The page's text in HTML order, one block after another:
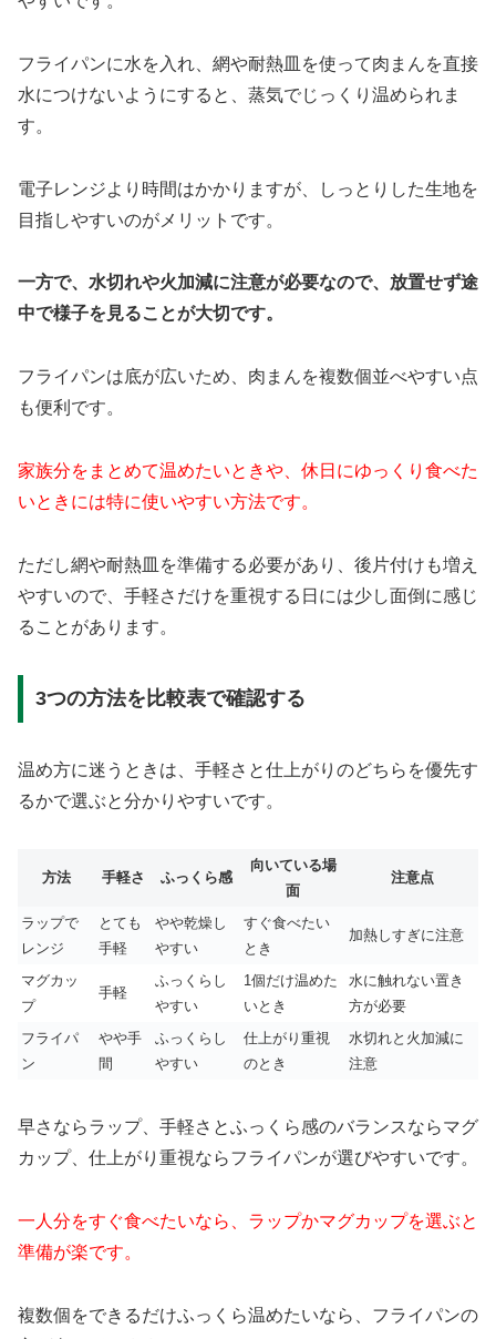
フライパンに水を入れ、網や耐熱皿を使って肉まんを直接
水につけないようにすると、蒸気でじっくり温められま
す。
電子レンジより時間はかかりますが、しっとりした生地を
目指しやすいのがメリットです。
一方で、水切れや火加減に注意が必要なので、放置せず途
中で様子を見ることが大切です。
フライパンは底が広いため、肉まんを複数個並べやすい点
も便利です。
家族分をまとめて温めたいときや、休日にゆっくり食べた
いときには特に使いやすい方法です。
ただし網や耐熱皿を準備する必要があり、後片付けも増え
やすいので、手軽さだけを重視する日には少し面倒に感じ
ることがあります。
3つの方法を比較表で確認する
温め方に迷うときは、手軽さと仕上がりのどちらを優先す
るかで選ぶと分かりやすいです。
方法 手軽さ ふっくら感
向いている場
面
注意点
ラップで
レンジ
とても
手軽
やや乾燥し
やすい
すぐ食べたい
とき
加熱しすぎに注意
マグカッ
プ
手軽
ふっくらし
やすい
1個だけ温めた
いとき
水に触れない置き
方が必要
フライパ
ン
やや手
間
ふっくらし
やすい
仕上がり重視
のとき
水切れと火加減に
注意
早さならラップ、手軽さとふっくら感のバランスならマグ
カップ、仕上がり重視ならフライパンが選びやすいです。
一人分をすぐ食べたいなら、ラップかマグカップを選ぶと
準備が楽です。
複数個をできるだけふっくら温めたいなら、フライパンの